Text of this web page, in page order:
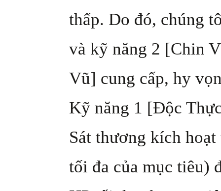
thấp. Do đó, chúng
và kỹ năng 2 [Chin
Vũ] cung cấp, hy
Kỹ năng 1 [Độc
Sát thương kích
tối đa của mục tiêu)